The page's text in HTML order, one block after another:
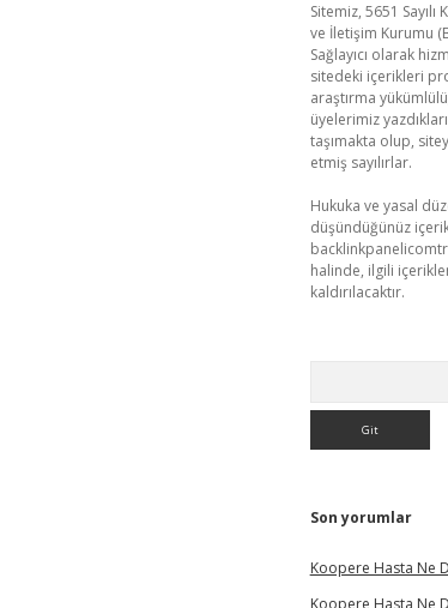
Sitemiz, 5651
ve İletişim Kurumu
Sağlayıcı olarak
sitedeki içerikleri
araştırma
üyelerimiz
taşımakta olup,
etmiş sayılırlar.
Hukuka ve yasal
düşündüğünüz
halinde, ilgili
kaldırılacaktır.
Son yorumlar
Koopere Hasta Ne
Koopere Hasta Ne